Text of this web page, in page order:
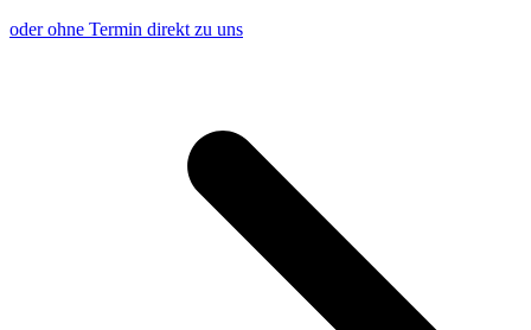
oder ohne Termin direkt zu uns